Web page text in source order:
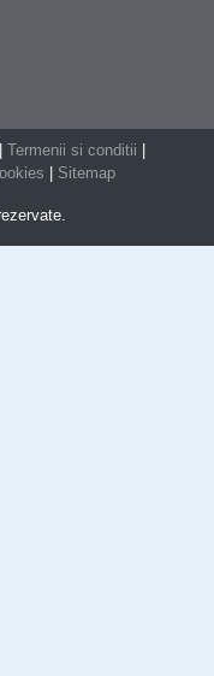
Termenii si conditii
Sitemap